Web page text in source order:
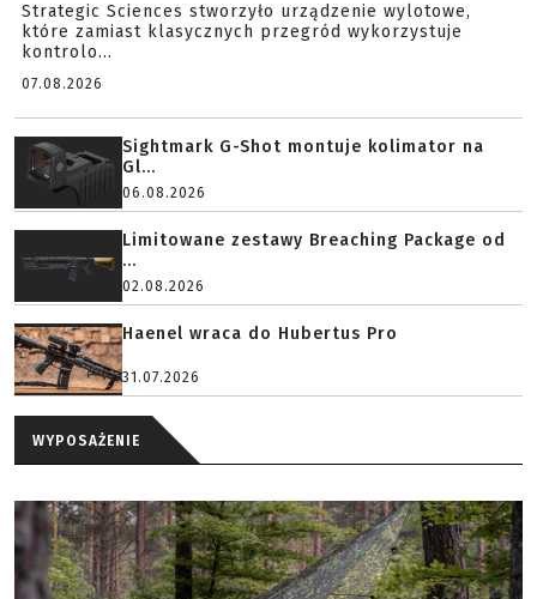
Strategic Sciences stworzyło urządzenie wylotowe,
które zamiast klasycznych przegród wykorzystuje
kontrolo...
07.08.2026
Sightmark G-Shot montuje kolimator na
Gl...
06.08.2026
Limitowane zestawy Breaching Package od
...
02.08.2026
Haenel wraca do Hubertus Pro
31.07.2026
WYPOSAŻENIE